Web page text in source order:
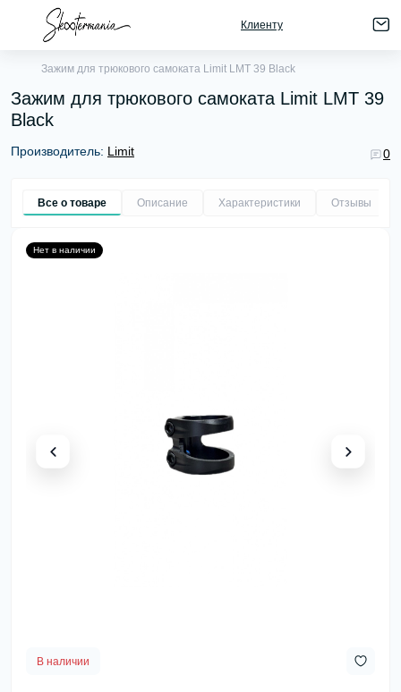
Клиенту
Зажим для трюкового самоката Limit LMT 39 Black
Зажим для трюкового самоката Limit LMT 39
Black
Производитель: Limit 0
Все о товаре Описание Характеристики Отзывы
Нет в наличии
В наличии